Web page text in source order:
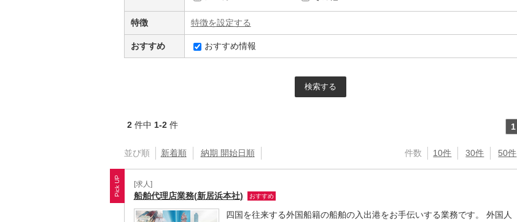
特徴 特徴を設定する
おすすめ おすすめ情報
2件中 1-2件 1
並び順 新着順 納期 開始日順 件数 10件 30件 50件
[求人]
船舶代理店業務(新居浜本社) おすすめ
四国を往来する外国船籍の船舶の入出港をお手伝いする業務です。 外国人